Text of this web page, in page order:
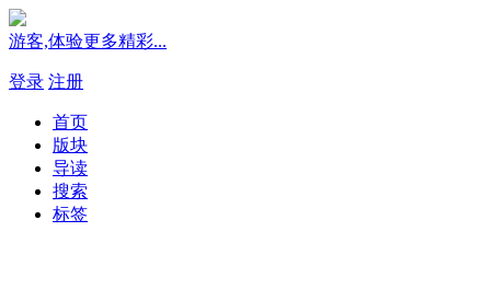
游客,体验更多精彩...
登录 注册
首页
版块
导读
搜索
标签